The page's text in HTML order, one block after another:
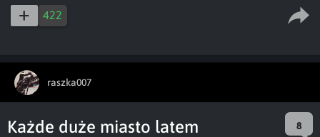
422
raszka007
Każde duże miasto latem 8